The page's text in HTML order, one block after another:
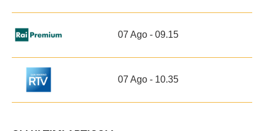
07 Ago - 09.15
07 Ago - 10.35